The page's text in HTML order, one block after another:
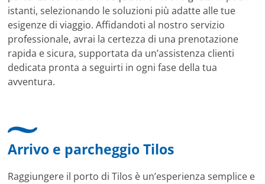
istanti, selezionando le soluzioni più adatte alle tue
esigenze di viaggio. Affidandoti al nostro servizio
professionale, avrai la certezza di una prenotazione
rapida e sicura, supportata da un’assistenza clienti
dedicata pronta a seguirti in ogni fase della tua
avventura.
Arrivo e parcheggio Tilos
Raggiungere il porto di Tilos è un’esperienza semplice e